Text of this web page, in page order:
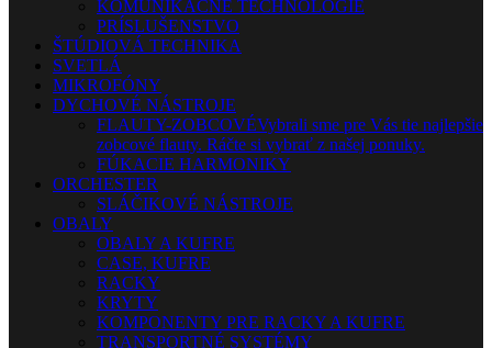
KOMUNIKAČNÉ TECHNOLÓGIE
PRÍSLUŠENSTVO
ŠTÚDIOVÁ TECHNIKA
SVETLÁ
MIKROFÓNY
DYCHOVÉ NÁSTROJE
FLAUTY-ZOBCOVÉVybrali sme pre Vás tie najlepšie
zobcové flauty. Ráčte si vybrať z našej ponuky.
FÚKACIE HARMONIKY
ORCHESTER
SLÁČIKOVÉ NÁSTROJE
OBALY
OBALY A KUFRE
CASE, KUFRE
RACKY
KRYTY
KOMPONENTY PRE RACKY A KUFRE
TRANSPORTNÉ SYSTÉMY